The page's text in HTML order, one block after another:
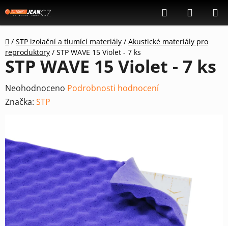
na
obsah
Hledat
KOŠÍK
Domů
/ STP izolační a tlumící materiály / Akustické materiály pro
reproduktory / STP WAVE 15 Violet - 7 ks
STP WAVE 15 Violet - 7 ks
Průměrné
hodnocení
0,0
z
5
hvězdiček.
Neohodnoceno Podrobnosti hodnocení
Značka: STP